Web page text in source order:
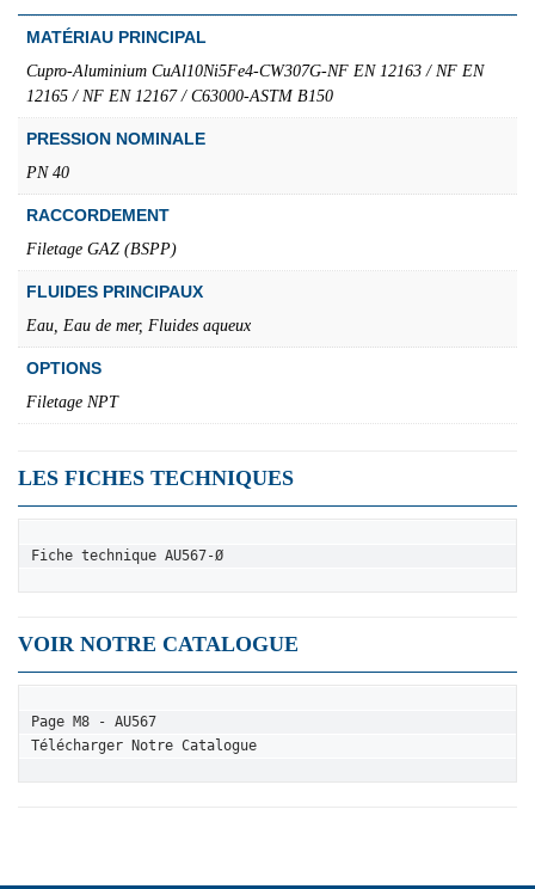
MATÉRIAU PRINCIPAL
Cupro-Aluminium CuAl10Ni5Fe4-CW307G-NF EN 12163 / NF EN
12165 / NF EN 12167 / C63000-ASTM B150
PRESSION NOMINALE
PN 40
RACCORDEMENT
Filetage GAZ (BSPP)
FLUIDES PRINCIPAUX
Eau, Eau de mer, Fluides aqueux
OPTIONS
Filetage NPT
LES FICHES TECHNIQUES
Fiche technique AU567-Ø
VOIR NOTRE CATALOGUE
Page M8 - AU567
Télécharger Notre Catalogue